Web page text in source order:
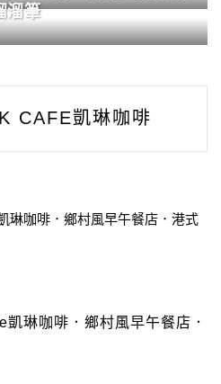
溜筆
CAFE凱琳咖啡
琳咖啡．鄉村風早午餐店．